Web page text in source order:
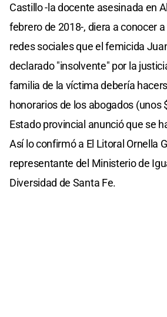
Castillo -la docente asesinada en
febrero de 2018-, diera a conocer
redes sociales que el femicida
declarado "insolvente" por la
familia de la víctima debería
honorarios de los abogados (unos
Estado provincial anunció que se
Así lo confirmó a El Litoral Ornella
representante del Ministerio de
Diversidad de Santa Fe.